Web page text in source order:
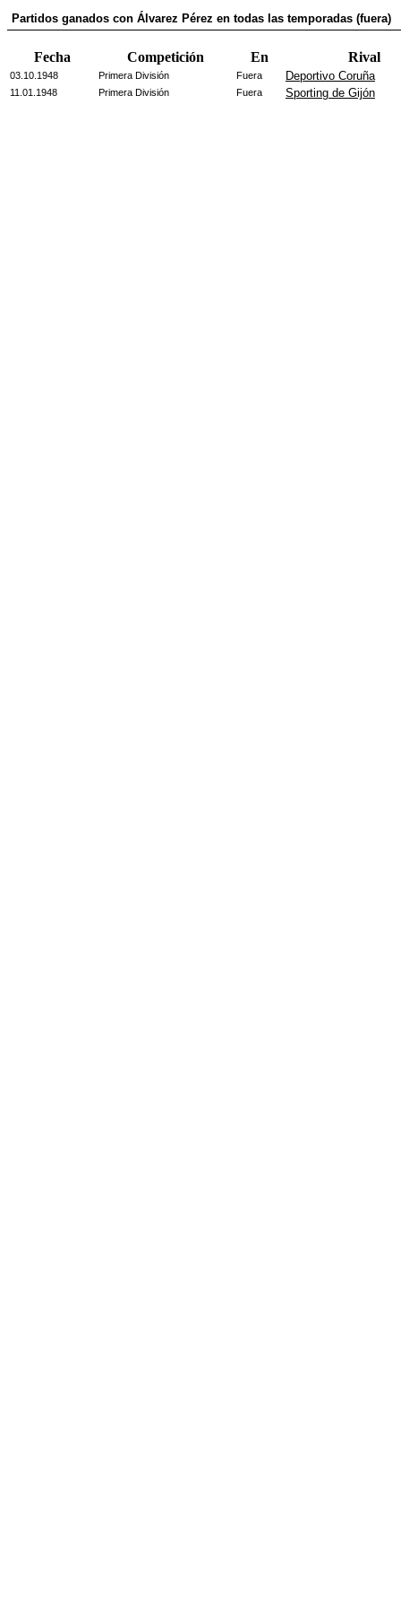
Partidos ganados con Álvarez Pérez en todas las temporadas (fuera)
Fecha Competición En Rival
03.10.1948 Primera División Fuera Deportivo Coruña
11.01.1948 Primera División Fuera Sporting de Gijón